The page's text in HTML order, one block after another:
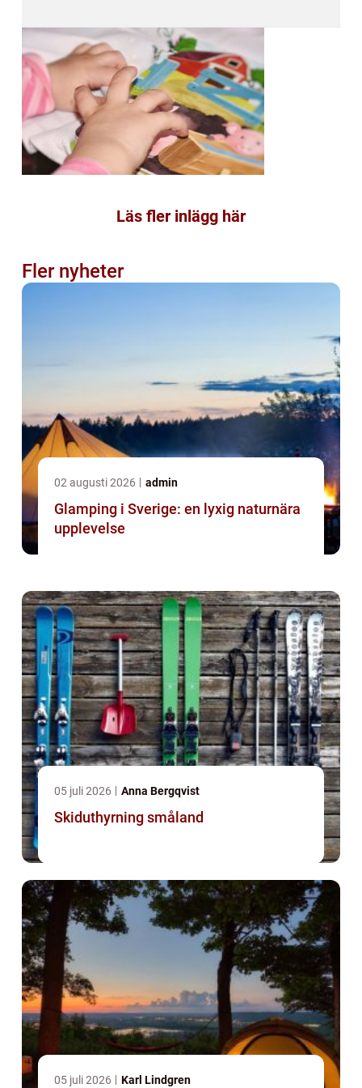
Läs fler inlägg här
Fler nyheter
02 augusti 2026 admin
Glamping i Sverige: en lyxig naturnära
upplevelse
05 juli 2026 Anna Bergqvist
Skiduthyrning småland
05 juli 2026 Karl Lindgren